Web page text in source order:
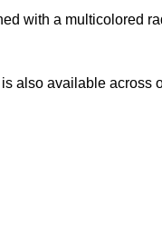
with a multicolored
also available across